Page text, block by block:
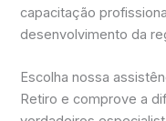
capacitação
desenvolvimento da
Escolha nossa
Retiro e comprove a